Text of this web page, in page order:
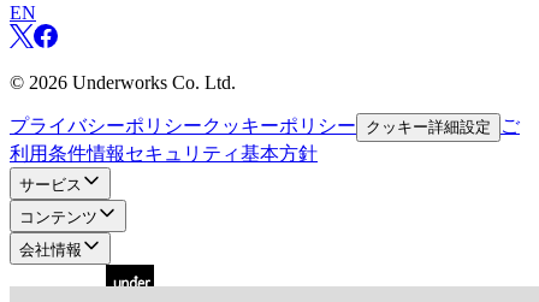
EN
© 2026 Underworks Co. Ltd.
プライバシーポリシークッキーポリシー クッキー詳細設定
ご
利用条件情報セキュリティ基本方針
サービス
コンテンツ
会社情報